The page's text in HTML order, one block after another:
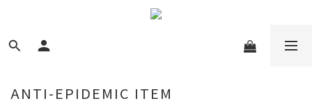
ANTI-EPIDEMIC ITEM